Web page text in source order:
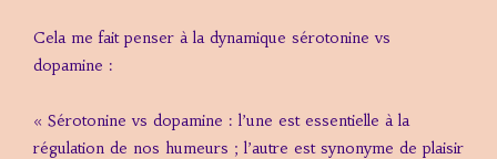
Cela me fait penser à la dynamique sérotonine vs
dopamine :
« Sérotonine vs dopamine : l’une est essentielle à la
régulation de nos humeurs ; l’autre est synonyme de plaisir